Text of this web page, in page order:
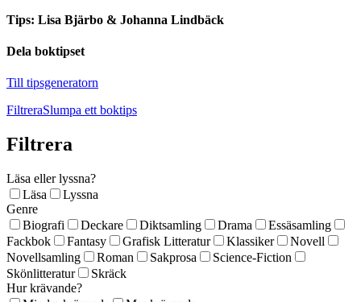
Tips: Lisa Bjärbo & Johanna Lindbäck
Dela boktipset
Till tipsgeneratorn
FiltreraSlumpa ett boktips
Filtrera
Läsa eller lyssna?
Läsa
Lyssna
Genre
Biografi
Deckare Diktsamling Drama
Essäsamling
Fackbok
Fantasy Grafisk Litteratur Klassiker
Novell
Novellsamling
Roman Sakprosa
Science-Fiction
Skönlitteratur
Skräck
Hur krävande?